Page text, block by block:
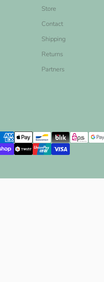
Store
Contact
Shipping
Returns
Partners